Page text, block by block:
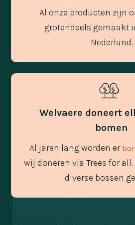
Al onze producten zijn
grotendeels gemaakt
Nederland.
Welvaere doneert
bomen
Al jaren lang worden er
wij doneren via Trees for
diverse bossen